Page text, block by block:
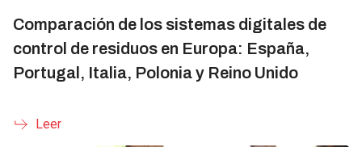
Comparación de los sistemas digitales de
control de residuos en Europa: España,
Portugal, Italia, Polonia y Reino Unido
Leer